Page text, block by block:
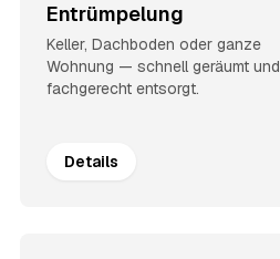
Entrümpelung
Keller, Dachboden oder ganze
Wohnung — schnell geräumt und
fachgerecht entsorgt.
Details